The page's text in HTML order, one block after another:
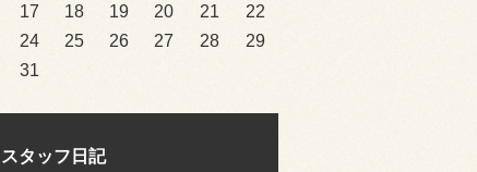
17 18 19 20 21
22
24 25 26 27 28
29
31
スタッフ日記